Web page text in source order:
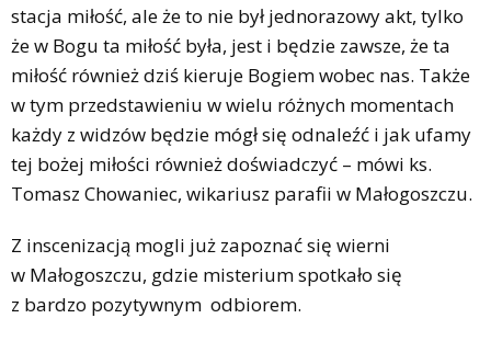
stacja miłość, ale że to nie był jednorazowy akt, tylko
że w Bogu ta miłość była, jest i będzie zawsze, że ta
miłość również dziś kieruje Bogiem wobec nas. Także
w tym przedstawieniu w wielu różnych momentach
każdy z widzów będzie mógł się odnaleźć i jak ufamy
tej bożej miłości również doświadczyć – mówi ks.
Tomasz Chowaniec, wikariusz parafii w Małogoszczu.
Z inscenizacją mogli już zapoznać się wierni
w Małogoszczu, gdzie misterium spotkało się
z bardzo pozytywnym odbiorem.